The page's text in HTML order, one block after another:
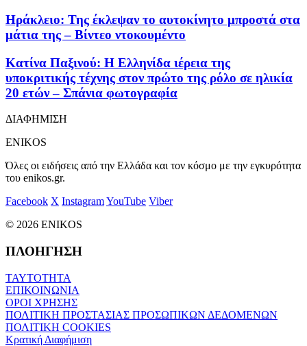
Ηράκλειο: Της έκλεψαν το αυτοκίνητο μπροστά στα
μάτια της – Βίντεο ντοκουμέντο
Kατίνα Παξινού: Η Ελληνίδα ιέρεια της
υποκριτικής τέχνης στον πρώτο της ρόλο σε ηλικία
20 ετών – Σπάνια φωτογραφία
ΔΙΑΦΗΜΙΣΗ
ENIKOS
Όλες οι ειδήσεις από την Ελλάδα και τον κόσμο με την εγκυρότητα
του enikos.gr.
Facebook X InstagramYouTube Viber
© 2026 ENIKOS
ΠΛΟΗΓΗΣΗ
ΤΑΥΤΟΤΗΤΑ
ΕΠΙΚΟΙΝΩΝΙΑ
ΟΡΟΙ ΧΡΗΣΗΣ
ΠΟΛΙΤΙΚΗ ΠΡΟΣΤΑΣΙΑΣ ΠΡΟΣΩΠΙΚΩΝ ΔΕΔΟΜΕΝΩΝ
ΠΟΛΙΤΙΚΗ COOKIES
Κρατική Διαφήμιση